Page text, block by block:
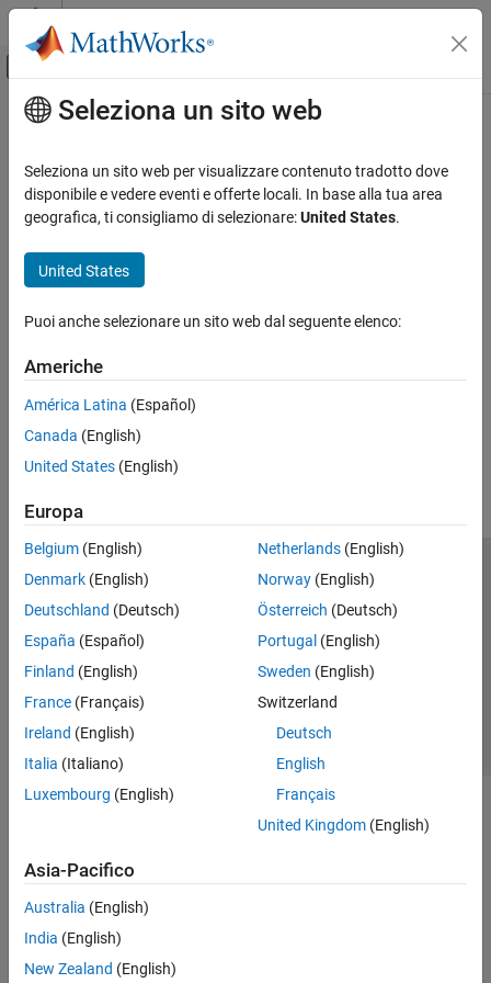
Vai al contenuto
Attiva/disattiva menu di navigazione
Pagina iniziale della documentazione
Contenuto principale
Seleziona un sito web
Seleziona un sito web per visualizzare contenuto tradotto dove
disponibile e vedere eventi e offerte locali. In base alla tua area
geografica, ti consigliamo di selezionare:United States.
United States
Puoi anche selezionare un sito web dal seguente elenco:
Americhe
América Latina (Español)
Canada (English)
United States (English)
Europa
Belgium (English)
Denmark (English)
Deutschland (Deutsch)
España (Español)
Finland (English)
France (Français)
Ireland (English)
Italia (Italiano)
Luxembourg (English)
Netherlands(English)
Norway(English)
Österreich (Deutsch)
Portugal (English)
Sweden (English)
Switzerland
Deutsch
English
Français
United Kingdom(English)
Asia-Pacifico
Australia (English)
India (English)
New Zealand (English)
Centro di fiducia
Informativa sulla privacy
Antipirateria
Stato dell'applicazione
Contatti
© 1994-2026 The MathWorks, Inc.